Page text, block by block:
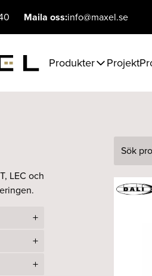
Maila oss:info@maxel.se
Produkter Projekt
LEC och
Sök